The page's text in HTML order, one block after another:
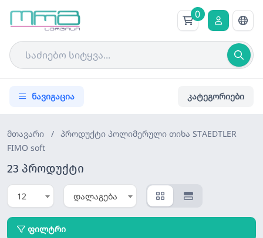
0
ნავიგაცია კატეგორიები
მთავარი / პროდუქტი პოლიმერული თიხა STAEDTLER
FIMO soft
23 პროდუქტი
12 დალაგება
ფილტრი